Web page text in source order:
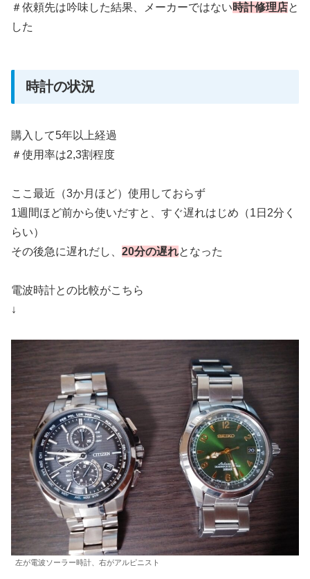
＃依頼先は吟味した結果、メーカーではない時計修理店と
した
時計の状況
購入して5年以上経過
＃使用率は2,3割程度
ここ最近（3か月ほど）使用しておらず
1週間ほど前から使いだすと、すぐ遅れはじめ（1日2分く
らい）
その後急に遅れだし、 20分の遅れとなった
電波時計との比較がこちら
↓
左が電波ソーラー時計、右がアルピニスト